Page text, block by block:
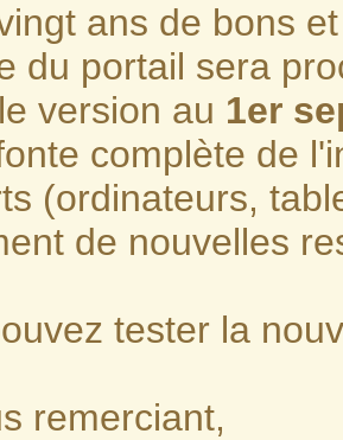
ans de bons
du portail sera
version au 1er
complète de
(ordinateurs,
de nouvelles
tester la
remerciant,